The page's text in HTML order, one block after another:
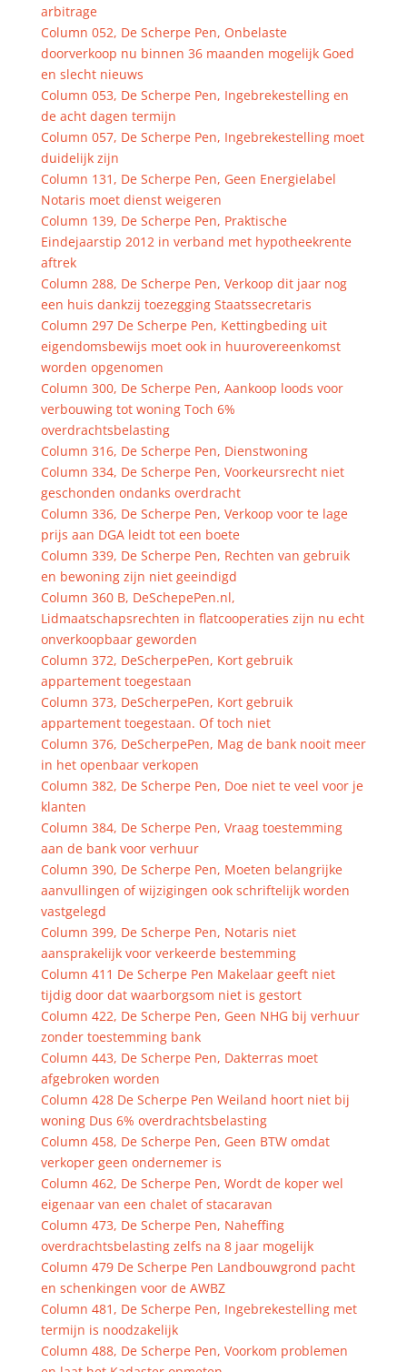
arbitrage
Column 052, De Scherpe Pen, Onbelaste
doorverkoop nu binnen 36 maanden mogelijk Goed
en slecht nieuws
Column 053, De Scherpe Pen, Ingebrekestelling en
de acht dagen termijn
Column 057, De Scherpe Pen, Ingebrekestelling moet
duidelijk zijn
Column 131, De Scherpe Pen, Geen Energielabel
Notaris moet dienst weigeren
Column 139, De Scherpe Pen, Praktische
Eindejaarstip 2012 in verband met hypotheekrente
aftrek
Column 288, De Scherpe Pen, Verkoop dit jaar nog
een huis dankzij toezegging Staatssecretaris
Column 297 De Scherpe Pen, Kettingbeding uit
eigendomsbewijs moet ook in huurovereenkomst
worden opgenomen
Column 300, De Scherpe Pen, Aankoop loods voor
verbouwing tot woning Toch 6%
overdrachtsbelasting
Column 316, De Scherpe Pen, Dienstwoning
Column 334, De Scherpe Pen, Voorkeursrecht niet
geschonden ondanks overdracht
Column 336, De Scherpe Pen, Verkoop voor te lage
prijs aan DGA leidt tot een boete
Column 339, De Scherpe Pen, Rechten van gebruik
en bewoning zijn niet geeindigd
Column 360 B, DeSchepePen.nl,
Lidmaatschapsrechten in flatcooperaties zijn nu echt
onverkoopbaar geworden
Column 372, DeScherpePen, Kort gebruik
appartement toegestaan
Column 373, DeScherpePen, Kort gebruik
appartement toegestaan. Of toch niet
Column 376, DeScherpePen, Mag de bank nooit meer
in het openbaar verkopen
Column 382, De Scherpe Pen, Doe niet te veel voor je
klanten
Column 384, De Scherpe Pen, Vraag toestemming
aan de bank voor verhuur
Column 390, De Scherpe Pen, Moeten belangrijke
aanvullingen of wijzigingen ook schriftelijk worden
vastgelegd
Column 399, De Scherpe Pen, Notaris niet
aansprakelijk voor verkeerde bestemming
Column 411 De Scherpe Pen Makelaar geeft niet
tijdig door dat waarborgsom niet is gestort
Column 422, De Scherpe Pen, Geen NHG bij verhuur
zonder toestemming bank
Column 443, De Scherpe Pen, Dakterras moet
afgebroken worden
Column 428 De Scherpe Pen Weiland hoort niet bij
woning Dus 6% overdrachtsbelasting
Column 458, De Scherpe Pen, Geen BTW omdat
verkoper geen ondernemer is
Column 462, De Scherpe Pen, Wordt de koper wel
eigenaar van een chalet of stacaravan
Column 473, De Scherpe Pen, Naheffing
overdrachtsbelasting zelfs na 8 jaar mogelijk
Column 479 De Scherpe Pen Landbouwgrond pacht
en schenkingen voor de AWBZ
Column 481, De Scherpe Pen, Ingebrekestelling met
termijn is noodzakelijk
Column 488, De Scherpe Pen, Voorkom problemen